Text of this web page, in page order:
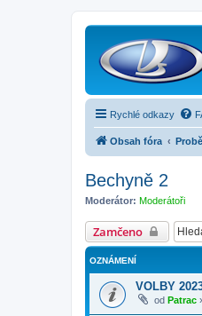
Rychlé odkazy
Obsah fóra
Bechyně 2
Moderátor: Moderátoři
Zamčeno
OZNÁMENÍ
VOLBY
od Patrac